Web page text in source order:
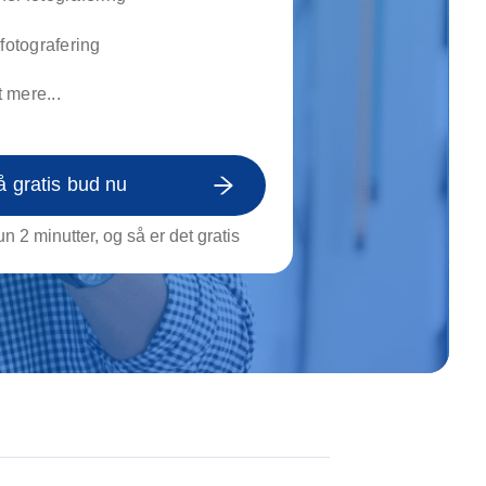
af genstande
mere...
gratis bud nu
2 minutter, og så er det gratis